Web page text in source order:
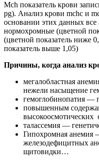
Mch показатель крови
pg). Анализ крови mchc и
основании этих данных
нормохромные (цветной
(цветной показатель ниже
показатель выше 1,05)
Причины, когда анализ
мегалобластная
нежели насыщение
гемоглобинопатия —
повышенным
высокоосмотических
талассемия —
Гипохромная анемия
железодефицитных
щитовидки…